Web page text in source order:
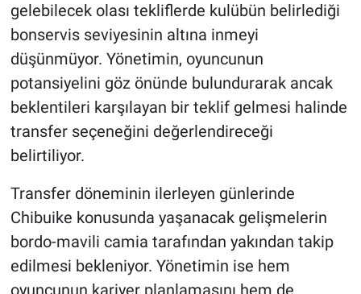
gelebilecek olası tekliflerde kulübün belirlediği
bonservis seviyesinin altına inmeyi
düşünmüyor. Yönetimin, oyuncunun
potansiyelini göz önünde bulundurarak ancak
beklentileri karşılayan bir teklif gelmesi halinde
transfer seçeneğini değerlendireceği
belirtiliyor.
Transfer döneminin ilerleyen günlerinde
Chibuike konusunda yaşanacak gelişmelerin
bordo-mavili camia tarafından yakından takip
edilmesi bekleniyor. Yönetimin ise hem